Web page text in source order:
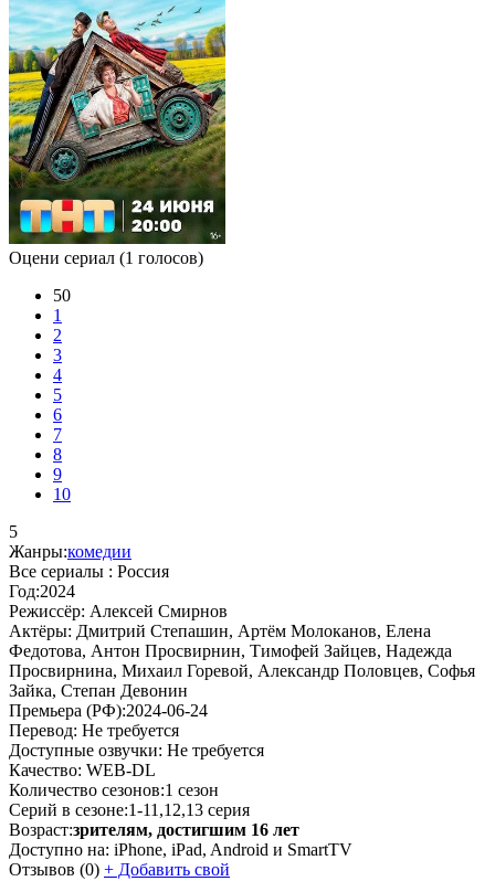
Оцени сериал (1 голосов)
50
1
2
3
4
5
6
7
8
9
10
5
Жанры:комедии
Все сериалы : Россия
Год:2024
Режиссёр: Алексей Смирнов
Актёры: Дмитрий Степашин, Артём Молоканов, Елена
Федотова, Антон Просвирнин, Тимофей Зайцев, Надежда
Просвирнина, Михаил Горевой, Александр Половцев, Софья
Зайка, Степан Девонин
Премьера (РФ):2024-06-24
Перевод: Не требуется
Доступные озвучки: Не требуется
Качество: WEB-DL
Количество сезонов:1 сезон
Серий в сезоне:1-11,12,13 серия
Возраст:зрителям, достигшим 16 лет
Доступно на: iPhone, iPad, Android и SmartTV
Отзывов (0) + Добавить свой